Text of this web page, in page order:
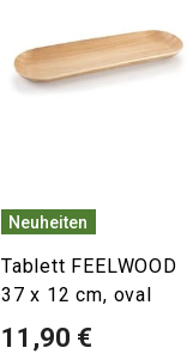
Neuheiten
Tablett FEELWOOD
37 x 12 cm, oval
11,90 €